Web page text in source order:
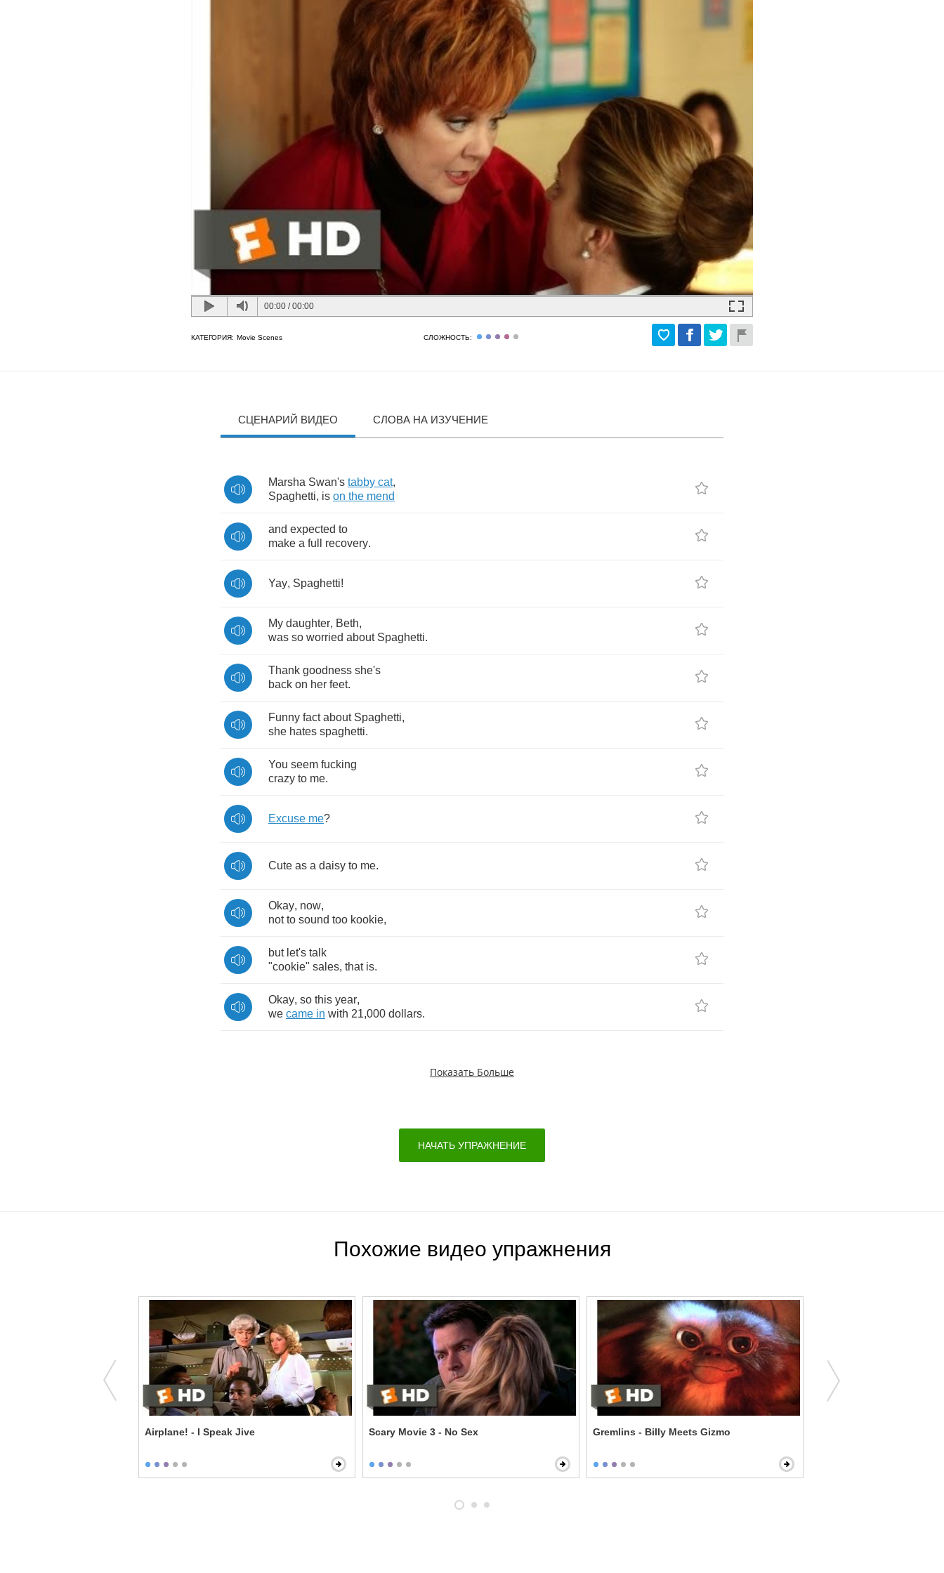
00:00 /00:00
КАТЕГОРИЯ: Movie Scenes СЛОЖНОСТЬ:
СЦЕНАРИЙ ВИДЕО СЛОВА НА ИЗУЧЕНИЕ
Marsha Swan's tabby cat,
Spaghetti, is on the mend
and expected to
make a full recovery.
Yay, Spaghetti!
My daughter, Beth,
was so worried about Spaghetti.
Thank goodness she's
back on her feet.
Funny fact about Spaghetti,
she hates spaghetti.
You seem fucking
crazy to me.
Excuse me?
Cute as a daisy to me.
Okay, now,
not to sound too kookie,
but let's talk
"cookie" sales, that is.
Okay, so this year,
we came in with 21,000 dollars.
Показать Больше
НАЧАТЬ УПРАЖНЕНИЕ
Похожие видео упражнения
Airplane! - I Speak Jive Scary Movie 3 - No Sex Gremlins - Billy Meets Gizmo